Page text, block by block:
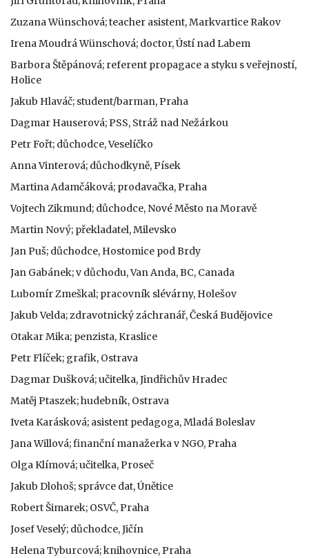
Zuzana Wünschová; teacher asistent, Markvartice Rakov
Irena Moudrá Wünschová; doctor, Ústí nad Labem
Barbora Štěpánová; referent propagace a styku s veřejností,
Holice
Jakub Hlaváč; student/barman, Praha
Dagmar Hauserová; PSS, Stráž nad Nežárkou
Petr Fořt; důchodce, Veselíčko
Anna Vinterová; důchodkyně, Písek
Martina Adamčáková; prodavačka, Praha
Vojtech Zikmund; důchodce, Nové Město na Moravě
Martin Nový; překladatel, Milevsko
Jan Puš; důchodce, Hostomice pod Brdy
Jan Gabánek; v důchodu, Van Anda, BC, Canada
Lubomír Zmeškal; pracovník slévárny, Holešov
Jakub Velda; zdravotnický záchranář, Česká Budějovice
Otakar Mika; penzista, Kraslice
Petr Flíček; grafik, Ostrava
Dagmar Dušková; učitelka, Jindřichův Hradec
Matěj Ptaszek; hudebník, Ostrava
Iveta Karásková; asistent pedagoga, Mladá Boleslav
Jana Willová; finanční manažerka v NGO, Praha
Olga Klímová; učitelka, Proseč
Jakub Dlohoš; správce dat, Únětice
Robert Šimarek; OSVČ, Praha
Josef Veselý; důchodce, Jičín
Helena Tyburcová; knihovnice, Praha